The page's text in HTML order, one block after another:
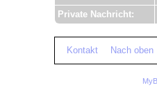
Private Nachricht:
Kontakt Nach oben